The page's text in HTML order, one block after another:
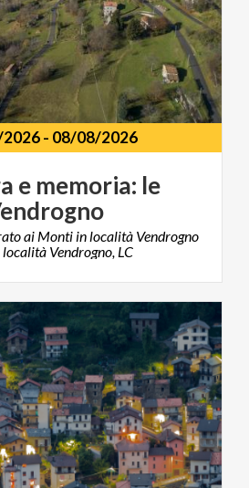
- 08/08/2026
e memoria: le
ai Monti in località Vendrogno
Vendrogno, LC